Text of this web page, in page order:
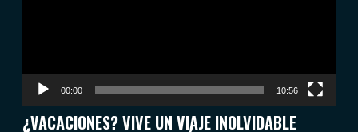
00:00 10:56
¿VACACIONES? VIVE UN VIAJE INOLVIDABLE